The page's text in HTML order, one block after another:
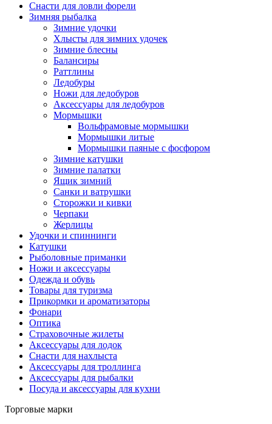
Снасти для ловли форели
Зимняя рыбалка
Зимние удочки
Хлысты для зимних удочек
Зимние блесны
Балансиры
Раттлины
Ледобуры
Ножи для ледобуров
Аксессуары для ледобуров
Мормышки
Вольфрамовые мормышки
Мормышки литые
Мормышки паяные с фосфором
Зимние катушки
Зимние палатки
Ящик зимний
Санки и ватрушки
Сторожки и кивки
Черпаки
Жерлицы
Удочки и спиннинги
Катушки
Рыболовные приманки
Ножи и аксессуары
Одежда и обувь
Товары для туризма
Прикормки и ароматизаторы
Фонари
Оптика
Страховочные жилеты
Аксессуары для лодок
Снасти для нахлыста
Аксессуары для троллинга
Аксессуары для рыбалки
Посуда и аксессуары для кухни
Торговые марки